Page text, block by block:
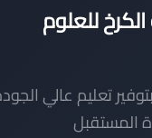
للعلوم
تعليم عالي
المستقبل